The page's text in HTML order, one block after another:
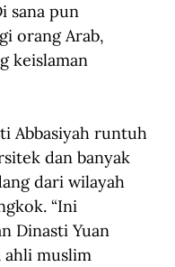
sana pun
orang Arab,
keislaman
Abbasiyah runtuh
dan banyak
dari wilayah
“Ini
Dinasti Yuan
ahli muslim